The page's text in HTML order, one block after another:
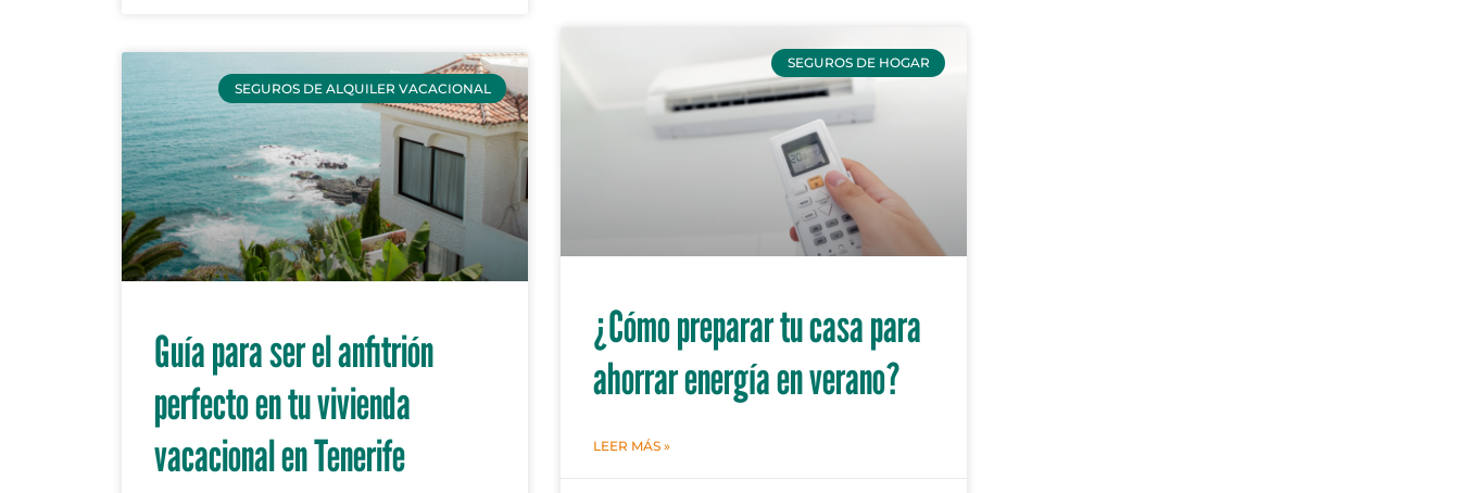
SEGUROS DE ALQUILER VACACIONAL
Guía para ser el anfitrión
perfecto en tu vivienda
vacacional en Tenerife
SEGUROS DE HOGAR
¿Cómo preparar tu casa para
ahorrar energía en verano?
LEER MÁS »